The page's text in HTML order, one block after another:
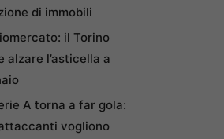
di immobili
il Torino
alzare l’asticella a
A torna a far gola:
vogliono